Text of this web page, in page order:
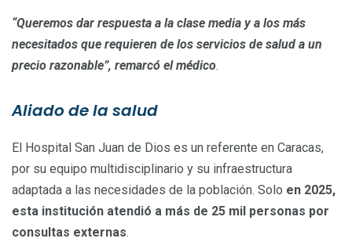
“Queremos dar respuesta a la clase media y a los más
necesitados que requieren de los servicios de salud a un
precio razonable”, remarcó el médico.
Aliado de la salud
El Hospital San Juan de Dios es un referente en Caracas,
por su equipo multidisciplinario y su infraestructura
adaptada a las necesidades de la población. Solo en 2025,
esta institución atendió a más de 25 mil personas por
consultas externas.